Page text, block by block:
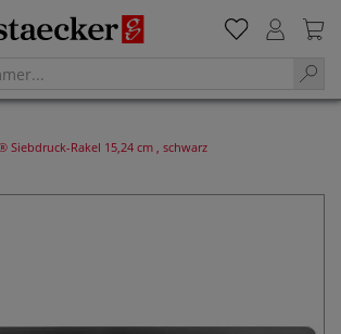
Siebdruck-Rakel 15,24 cm , schwarz